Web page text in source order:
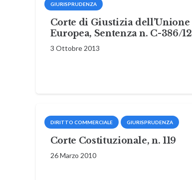
GIURISPRUDENZA
Corte di Giustizia dell’Unione
Europea, Sentenza n. C-386/12
3 Ottobre 2013
DIRITTO COMMERCIALE GIURISPRUDENZA
Corte Costituzionale, n. 119
26 Marzo 2010